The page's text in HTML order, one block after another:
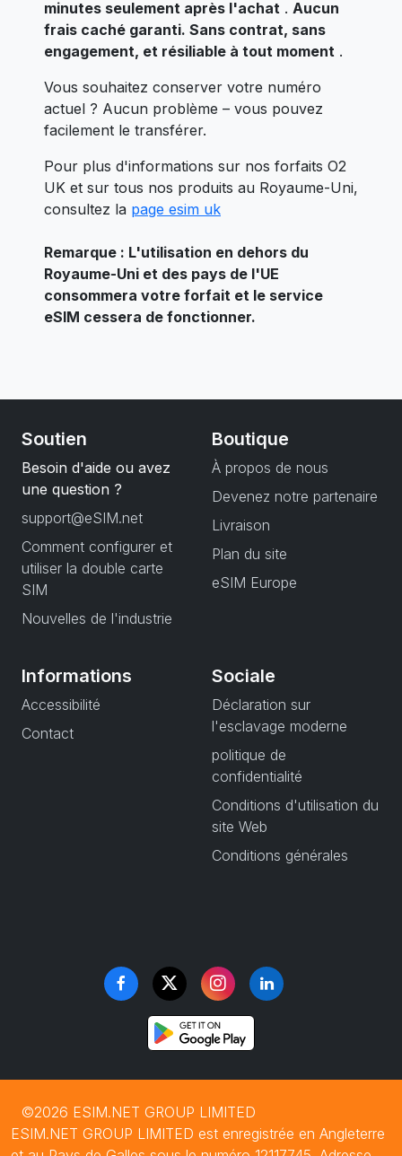
minutes seulement après l'achat . Aucun
frais caché garanti. Sans contrat, sans
engagement, et résiliable à tout moment .
Vous souhaitez conserver votre numéro
actuel ? Aucun problème – vous pouvez
facilement le transférer.
Pour plus d'informations sur nos forfaits O2
UK et sur tous nos produits au Royaume-Uni,
consultez la page esim uk
Remarque : L'utilisation en dehors du
Royaume-Uni et des pays de l'UE
consommera votre forfait et le service
eSIM cessera de fonctionner.
Soutien
Besoin d'aide ou avez
une question ?
support@eSIM.net
Comment configurer et
utiliser la double carte
SIM
Nouvelles de l'industrie
Boutique
À propos de nous
Devenez notre partenaire
Livraison
Plan du site
eSIM Europe
Informations
Accessibilité
Contact
Sociale
Déclaration sur
l'esclavage moderne
politique de
confidentialité
Conditions d'utilisation du
site Web
Conditions générales
©2026 ESIM.NET GROUP LIMITED
ESIM.NET GROUP LIMITED est enregistrée en Angleterre